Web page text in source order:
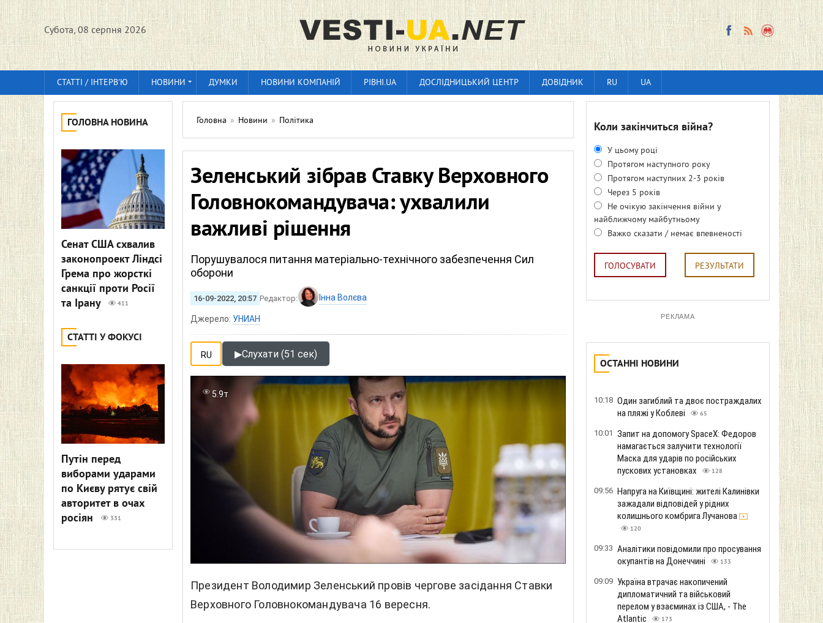
Субота, 08 серпня 2026
СТАТТІ / ІНТЕРВ'Ю НОВИНИ ДУМКИ НОВИНИ КОМПАНІЙ РІВНІ.UA ДОСЛІДНИЦЬКИЙ ЦЕНТР ДОВІДНИК RU UA
ГОЛОВНА НОВИНА
Сенат США схвалив
законопроект Ліндсі
Грема про жорсткі
санкції проти Росії
та Ірану
411
СТАТТІ У ФОКУСІ
Путін перед
виборами ударами
по Києву рятує свій
авторитет в очах
росіян
331
Головна » Новини » Політика
Зеленський зібрав Ставку Верховного
Головнокомандувача: ухвалили
важливі рішення
Порушувалося питання матеріально-технічного забезпечення Сил
оборони
16-09-2022, 20:57 Редактор: Інна Волєва
Джерело: УНИАН
RU ▶Слухати (51 сек)
5.9т
Президент Володимир Зеленський провів чергове засідання Ставки
Верховного Головнокомандувача 16 вересня.
Коли закінчиться війна?
У цьому році
Протягом наступного року
Протягом наступних 2-3 років
Через 5 років
Не очікую закінчення війни у
найближчому майбутньому
Важко сказати / немає впевненості
ГОЛОСУВАТИ РЕЗУЛЬТАТИ
РЕКЛАМА
ОСТАННІ НОВИНИ
10:18 Один загиблий та двоє постраждалих
на пляжі у Коблеві
65
10:01 Запит на допомогу SpaceX: Федоров
намагається залучити технології
Маска для ударів по російських
пускових установках
128
09:56 Напруга на Київщині: жителі Калинівки
зажадали відповідей у ​​рідних
колишнього комбрига Лучанова
120
09:33 Аналітики повідомили про просування
окупантів на Донеччині
133
09:09 Україна втрачає накопичений
дипломатичний та військовий
перелом у взаєминах із США, - The
Atlantic
173